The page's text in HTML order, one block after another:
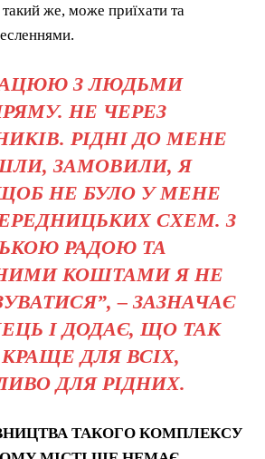
же, може приїхати та
З ЛЮДЬМИ
НЕ ЧЕРЕЗ
РІДНІ ДО МЕНЕ
ЗАМОВИЛИ, Я
НЕ БУЛО У МЕНЕ
СХЕМ. З
РАДОЮ ТА
КОШТАМИ Я НЕ
– ЗАЗНАЧАЄ
І ДОДАЄ, ЩО ТАК
ДЛЯ ВСІХ,
ДЛЯ РІДНИХ.
ТАКОГО КОМПЛЕКСУ